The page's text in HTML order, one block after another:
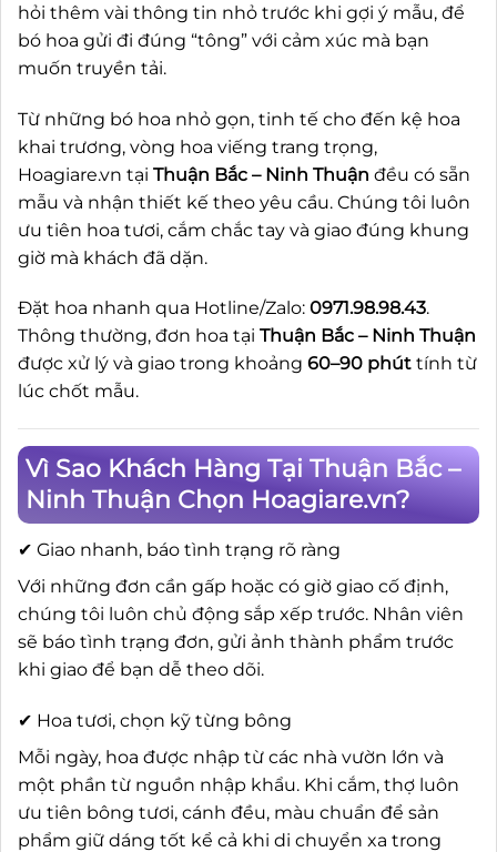
hỏi thêm vài thông tin nhỏ trước khi gợi ý mẫu, để
bó hoa gửi đi đúng “tông” với cảm xúc mà bạn
muốn truyền tải.
Từ những bó hoa nhỏ gọn, tinh tế cho đến kệ hoa
khai trương, vòng hoa viếng trang trọng,
Hoagiare.vn tại Thuận Bắc – Ninh Thuận đều có sẵn
mẫu và nhận thiết kế theo yêu cầu. Chúng tôi luôn
ưu tiên hoa tươi, cắm chắc tay và giao đúng khung
giờ mà khách đã dặn.
Đặt hoa nhanh qua Hotline/Zalo: 0971.98.98.43.
Thông thường, đơn hoa tại Thuận Bắc – Ninh Thuận
được xử lý và giao trong khoảng 60–90 phút tính từ
lúc chốt mẫu.
Vì Sao Khách Hàng Tại Thuận Bắc –
Ninh Thuận Chọn Hoagiare.vn?
✔ Giao nhanh, báo tình trạng rõ ràng
Với những đơn cần gấp hoặc có giờ giao cố định,
chúng tôi luôn chủ động sắp xếp trước. Nhân viên
sẽ báo tình trạng đơn, gửi ảnh thành phẩm trước
khi giao để bạn dễ theo dõi.
✔ Hoa tươi, chọn kỹ từng bông
Mỗi ngày, hoa được nhập từ các nhà vườn lớn và
một phần từ nguồn nhập khẩu. Khi cắm, thợ luôn
ưu tiên bông tươi, cánh đều, màu chuẩn để sản
phẩm giữ dáng tốt kể cả khi di chuyển xa trong